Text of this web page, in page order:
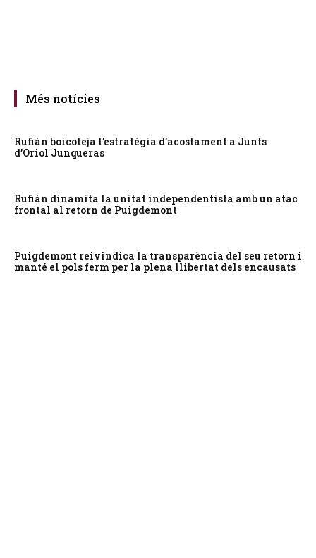
Més notícies
Rufián boicoteja l’estratègia d’acostament a Junts
d’Oriol Junqueras
Rufián dinamita la unitat independentista amb un atac
frontal al retorn de Puigdemont
Puigdemont reivindica la transparència del seu retorn i
manté el pols ferm per la plena llibertat dels encausats